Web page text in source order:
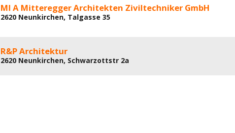
MI A Mitteregger Architekten Ziviltechniker GmbH
2620 Neunkirchen, Talgasse 35
R&P Architektur
2620 Neunkirchen, Schwarzottstr 2a